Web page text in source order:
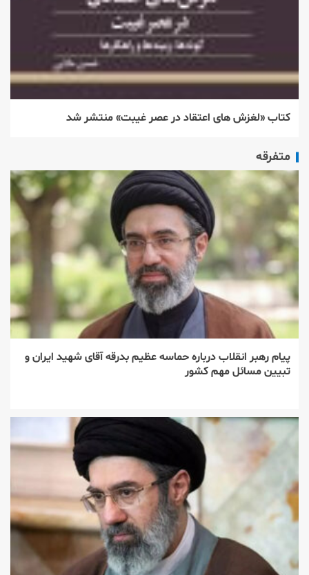
كتاب «لغزش های اعتقاد در عصر غیبت» منتشر شد
متفرقه
پیام رهبر انقلاب درباره حماسه عظیم بدرقه آقای شهید ایران و
تبیین مسائل مهم کشور